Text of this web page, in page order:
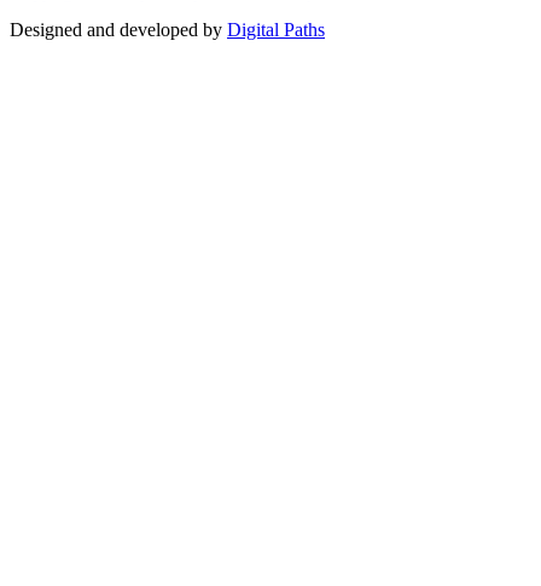
Designed and developed by Digital Paths